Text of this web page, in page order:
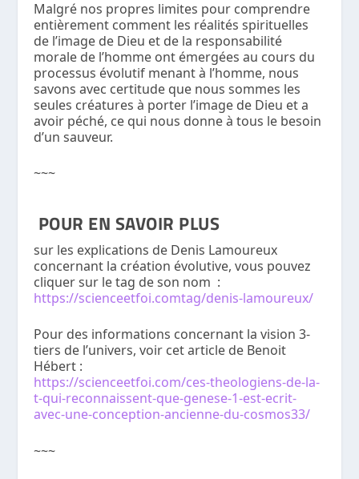
Malgré nos propres limites pour comprendre
entièrement comment les réalités spirituelles
de l’image de Dieu et de la responsabilité
morale de l’homme ont émergées au cours du
processus évolutif menant à l’homme, nous
savons avec certitude que nous sommes les
seules créatures à porter l’image de Dieu et a
avoir péché, ce qui nous donne à tous le besoin
d’un sauveur.
~~~
POUR EN SAVOIR PLUS
sur les explications de Denis Lamoureux
concernant la création évolutive, vous pouvez
cliquer sur le tag de son nom :
https://scienceetfoi.comtag/denis-lamoureux/
Pour des informations concernant la vision 3-
tiers de l’univers, voir cet article de Benoit
Hébert :
https://scienceetfoi.com/ces-theologiens-de-la-
t-qui-reconnaissent-que-genese-1-est-ecrit-
avec-une-conception-ancienne-du-cosmos33/
~~~